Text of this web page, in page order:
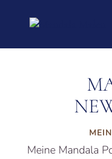
Meine Mandala